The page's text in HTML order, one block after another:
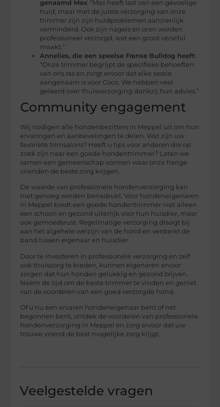
genaamd Max: “Max heeft last van een gevoelige
huid, maar met de juiste verzorging van onze
trimmer zijn zijn huidproblemen aanzienlijk
verminderd. Ook zijn nagels en oren worden
professioneel verzorgd, wat een groot verschil
maakt.”
Annelies, die een speelse Franse Bulldog heeft:
“Onze trimmer begrijpt de specifieke behoeften
van ons ras en zorgt ervoor dat elke sessie
aangenaam is voor Coco. We hebben veel
geleerd over thuisverzorging dankzij hun advies.”
Community engagement
Wij nodigen alle hondenbezitters in Meppel uit om hun
ervaringen en aanbevelingen te delen. Wat zijn uw
favoriete trimsalons? Heeft u tips voor anderen die op
zoek zijn naar een goede hondentrimmer? Laten we
samen een gemeenschap vormen waar onze harige
vrienden de beste zorg krijgen.
De waarde van professionele hondenverzorging kan
niet genoeg worden benadrukt. Voor hondeneigenaren
in Meppel biedt een goede hondentrimmer niet alleen
een schoon en gezond uiterlijk voor hun huisdier, maar
ook gemoedsrust. Regelmatige verzorging draagt bij
aan het algehele welzijn van de hond en versterkt de
band tussen eigenaar en huisdier.
Door te investeren in professionele verzorging en zelf
ook thuiszorg te bieden, kunnen eigenaren ervoor
zorgen dat hun honden gelukkig en gezond blijven.
Neem de tijd om de beste trimmer te vinden en geniet
van de voordelen van een goed verzorgde hond.
Of u nu een ervaren hondeneigenaar bent of net
begonnen bent, ontdek de voordelen van professionele
hondenverzorging in Meppel en zorg ervoor dat uw
trouwe vriend de best mogelijke zorg krijgt.
Veelgestelde vragen